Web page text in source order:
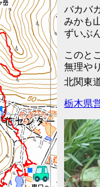
バカバ
みかも
ずいぶ
このと
無理や
北関東
栃木県